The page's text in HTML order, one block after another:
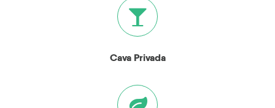
Cava Privada